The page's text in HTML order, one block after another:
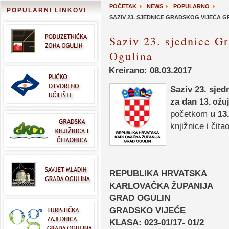
POPULARNI LINKOVI
POČETAK NEWS
POPULARNO
SAZIV 23. SJEDNICE GRADSKOG VIJEĆA
Saziv 23. sjednice
Ogulina
Kreirano: 08.03.2017
Saziv 23.
za dan 13.
početkom u
knjižnice i
REPUBLIKA HRVATSKA
KARLOVAČKA ŽUPANIJA
GRAD OGULIN
GRADSKO VIJEĆE
KLASA: 023-01/17- 01/2